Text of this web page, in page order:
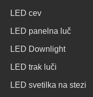
LED cev
LED panelna luč
LED Downlight
LED trak luči
LED svetilka na stezi